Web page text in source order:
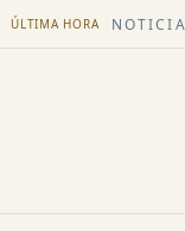
ÚLTIMA HORA